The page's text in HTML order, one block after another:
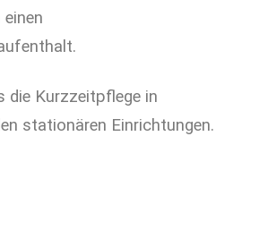
die Kurzzeitpflege in
stationären Einrichtungen.